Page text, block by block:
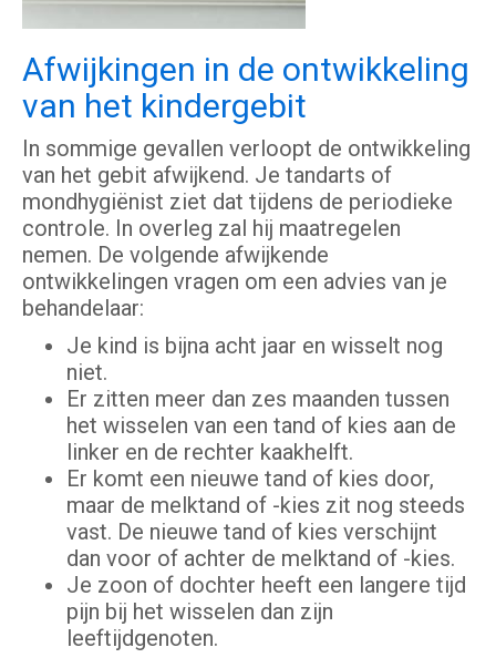
Afwijkingen in de ontwikkeling
van het kindergebit
In sommige gevallen verloopt de ontwikkeling
van het gebit afwijkend. Je tandarts of
mondhygiënist ziet dat tijdens de periodieke
controle. In overleg zal hij maatregelen
nemen. De volgende afwijkende
ontwikkelingen vragen om een advies van je
behandelaar:
Je kind is bijna acht jaar en wisselt nog
niet.
Er zitten meer dan zes maanden tussen
het wisselen van een tand of kies aan de
linker en de rechter kaakhelft.
Er komt een nieuwe tand of kies door,
maar de melktand of -kies zit nog steeds
vast. De nieuwe tand of kies verschijnt
dan voor of achter de melktand of -kies.
Je zoon of dochter heeft een langere tijd
pijn bij het wisselen dan zijn
leeftijdgenoten.